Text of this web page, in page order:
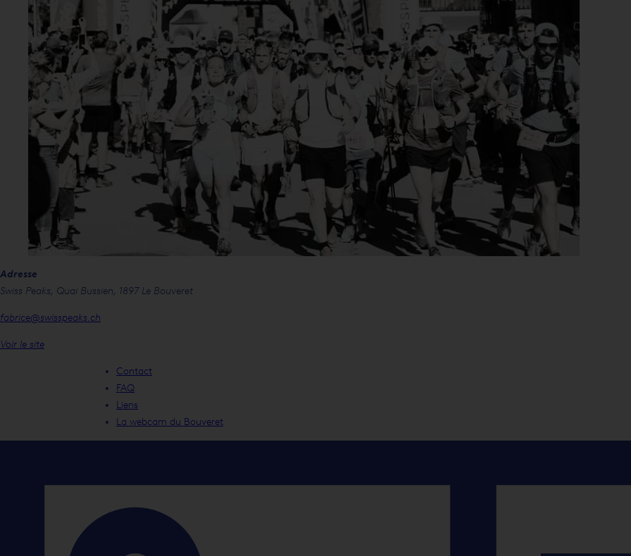
Adresse
Swiss Peaks, Quai Bussien, 1897 Le Bouveret
fabrice@swisspeaks.ch
Voir le site
Contact
FAQ
Liens
La webcam du Bouveret